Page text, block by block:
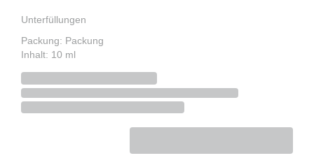
Unterfüllungen
Packung: Packung
Inhalt: 10 ml